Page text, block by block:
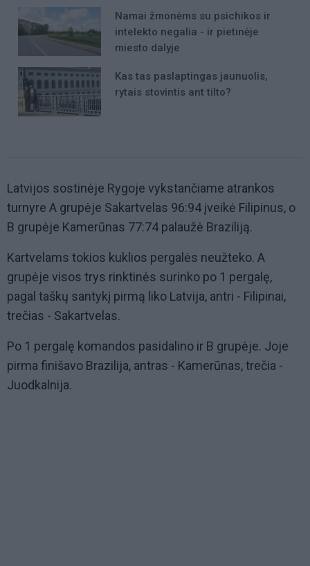
Namai žmonėms su psichikos ir
intelekto negalia - ir pietinėje
miesto dalyje
Kas tas paslaptingas jaunuolis,
rytais stovintis ant tilto?
Latvijos sostinėje Rygoje vykstančiame atrankos
turnyre A grupėje Sakartvelas 96:94 įveikė Filipinus, o
B grupėje Kamerūnas 77:74 palaužė Braziliją.
Kartvelams tokios kuklios pergalės neužteko. A
grupėje visos trys rinktinės surinko po 1 pergalę,
pagal taškų santykį pirmą liko Latvija, antri - Filipinai,
trečias - Sakartvelas.
Po 1 pergalę komandos pasidalino ir B grupėje. Joje
pirma finišavo Brazilija, antras - Kamerūnas, trečia -
Juodkalnija.